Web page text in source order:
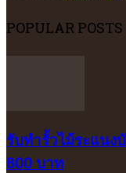
POPULAR POSTS
รับทำรั้วไม้ระแนง
800 บาท